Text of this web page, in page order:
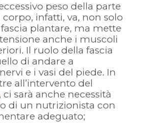
peso della parte
infatti, va, non solo
fascia plantare, ma mette
anche i muscoli
Il ruolo della fascia
di andare a
e i vasi del piede. In
all’intervento del
, ci sarà anche necessità
di un nutrizionista con
adeguato;